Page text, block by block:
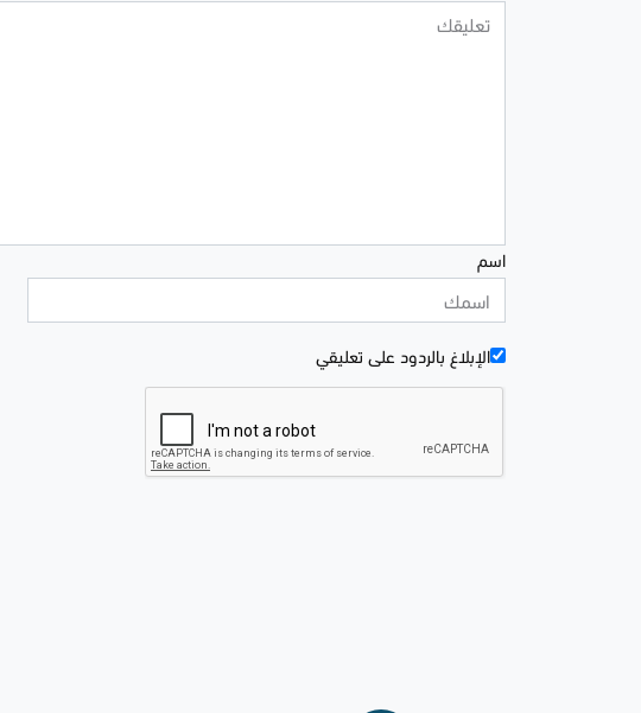
اسم
الإبلاغ بالردود علی تعليقي